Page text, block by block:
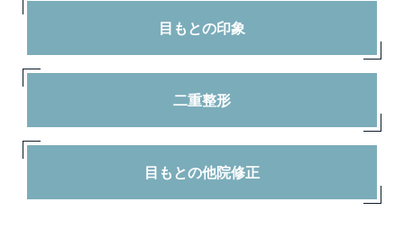
目もとの印象
二重整形
目もとの他院修正